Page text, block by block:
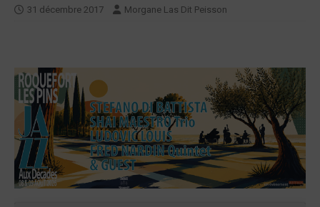
31 décembre 2017 Morgane Las Dit Peisson